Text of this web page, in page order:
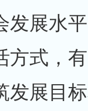
发展水
方式，
发展目